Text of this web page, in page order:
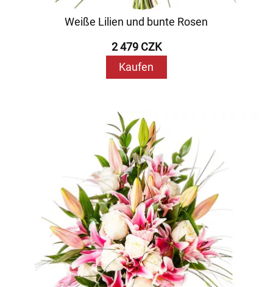
Weiße Lilien und bunte Rosen
2 479 CZK
Kaufen